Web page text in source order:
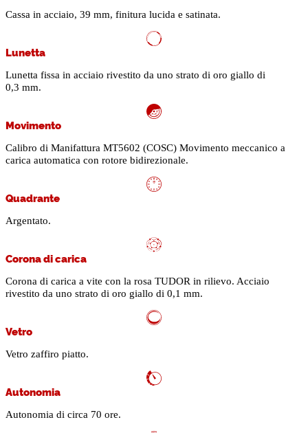
Cassa in acciaio, 39 mm, finitura lucida e satinata.
Lunetta
Lunetta fissa in acciaio rivestito da uno strato di oro giallo di
0,3 mm.
Movimento
Calibro di Manifattura MT5602 (COSC) Movimento meccanico a
carica automatica con rotore bidirezionale.
Quadrante
Argentato.
Corona di carica
Corona di carica a vite con la rosa TUDOR in rilievo. Acciaio
rivestito da uno strato di oro giallo di 0,1 mm.
Vetro
Vetro zaffiro piatto.
Autonomia
Autonomia di circa 70 ore.